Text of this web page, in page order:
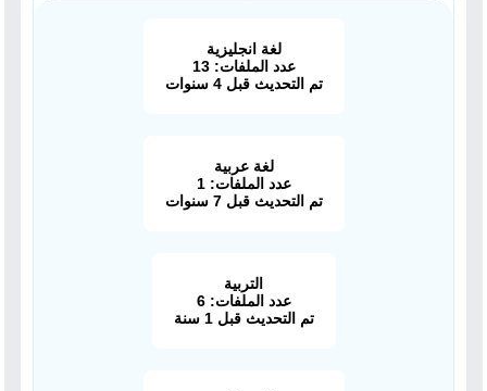
لغة انجليزية
عدد الملفات: 13
تم التحديث قبل 4 سنوات
لغة عربية
عدد الملفات: 1
تم التحديث قبل 7 سنوات
التربية
عدد الملفات: 6
تم التحديث قبل 1 سنة